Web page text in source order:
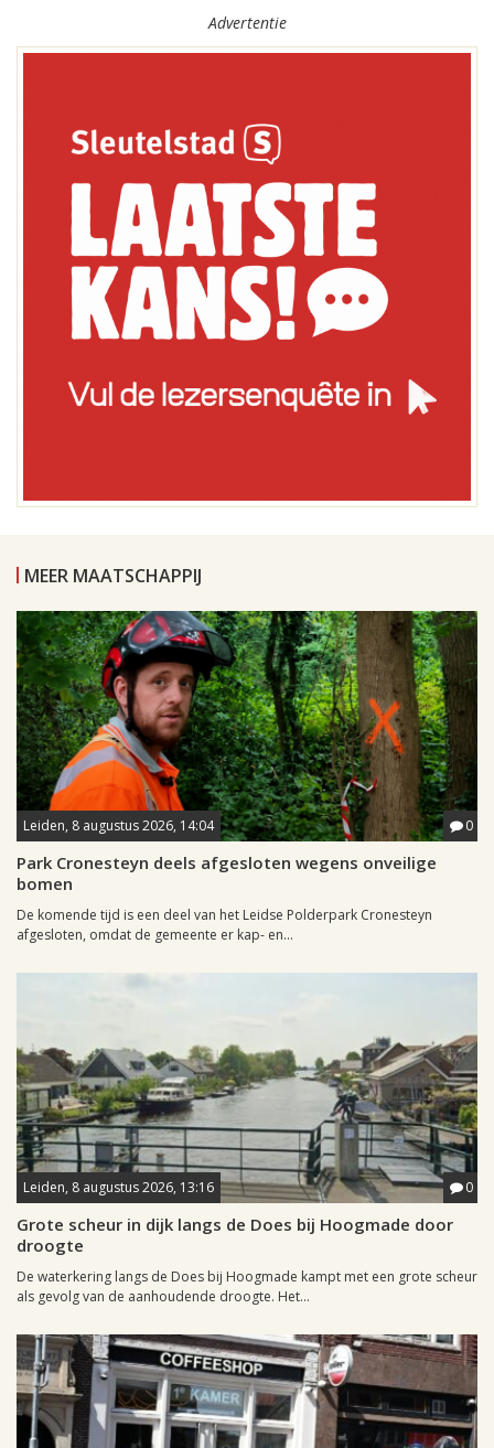
Advertentie
MEER MAATSCHAPPIJ
Leiden, 8 augustus 2026, 14:04 0
Park Cronesteyn deels afgesloten wegens onveilige
bomen
De komende tijd is een deel van het Leidse Polderpark Cronesteyn
afgesloten, omdat de gemeente er kap- en...
Leiden, 8 augustus 2026, 13:16 0
Grote scheur in dijk langs de Does bij Hoogmade door
droogte
De waterkering langs de Does bij Hoogmade kampt met een grote scheur
als gevolg van de aanhoudende droogte. Het...